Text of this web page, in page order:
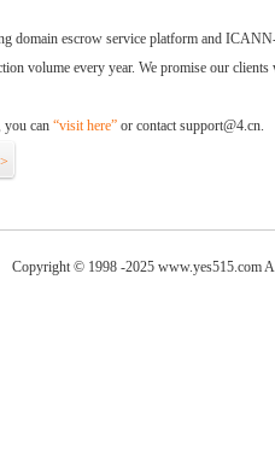
domain escrow service platform and
volume every year. We promise our
you can “visit here” or contact support@4.cn.
Copyright © 1998 -2025 www.yes515.com